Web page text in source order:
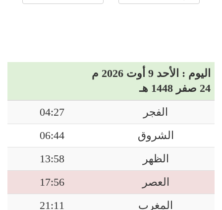
اليوم : الأحد 9 أوت 2026 م
24 صفر 1448 هـ
الفجر
04:27
الشروق
06:44
الظهر
13:58
العصر
17:56
المغرب
21:11